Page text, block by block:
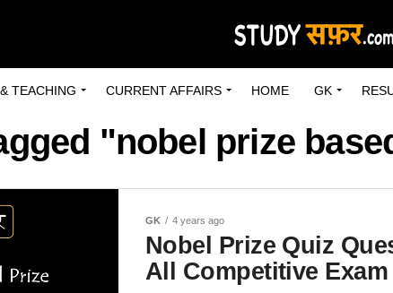
TEACHING CURRENT AFFAIRS HOME GK
"nobel prize
GK 4 years ago
Nobel Prize Quiz
All Competitive Exam